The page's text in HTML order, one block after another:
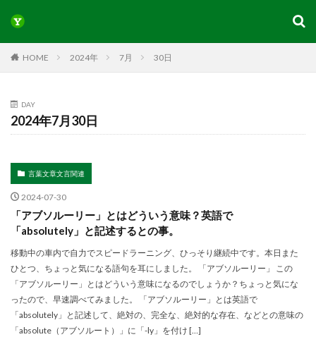
HOME 2024年 7月 30日
DAY
2024年7月30日
言葉文章文言関連
2024-07-30
「アブソルーリー」とはどういう意味？英語で
「absolutely」と記述するとの事。
移動中の車内で自力でスピードラーニング、ひっそり継続中です。本日また
ひとつ、ちょっと気になる語句を耳にしました。 「アブソルーリー」 この
「アブソルーリー」とはどういう意味になるのでしょうか？ちょっと気にな
ったので、早速調べてみました。 「アブソルーリー」とは英語で
「absolutely」と記述して、絶対の、完全な、絶対的な存在、などとの意味の
「absolute（アブソルート）」に「-ly」を付け […]